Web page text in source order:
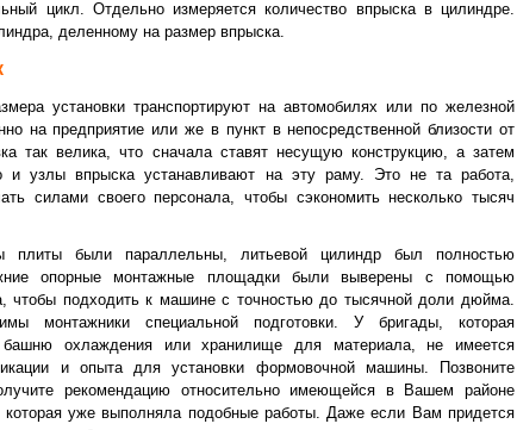
цикл. Отдельно измеряется количество впрыска в цилиндре.
деленному на размер впрыска.
установки транспортируют на автомобилях или по железной
на предприятие или же в пункт в непосредственной близости от
так велика, что сначала ставят несущую конструкцию, а затем
и узлы впрыска устанавливают на эту раму. Это не та работа,
силами своего персонала, чтобы сэкономить несколько тысяч
плиты были параллельны, литьевой цилиндр был полностью
опорные монтажные площадки были выверены с помощью
чтобы подходить к машине с точностью до тысячной доли дюйма.
монтажники специальной подготовки. У бригады, которая
башню охлаждения или хранилище для материала, не имеется
и опыта для установки формовочной машины. Позвоните
рекомендацию относительно имеющейся в Вашем районе
которая уже выполняла подобные работы. Даже если Вам придется